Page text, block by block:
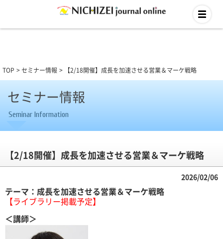
TOP セミナー情報 【2/18開催】成長を加速させる営業＆マーケ戦略
セミナー情報
Seminar Information
【2/18開催】成長を加速させる営業＆マーケ戦略
2026/02/06
テーマ：成長を加速させる営業＆マーケ戦略
【ライブラリー掲載予定】
＜講師＞